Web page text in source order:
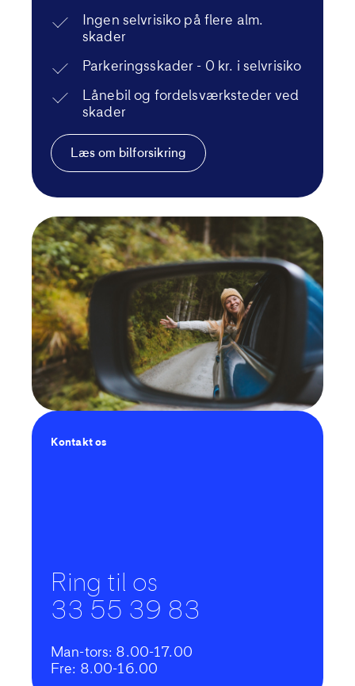
Ingen selvrisiko på flere alm.
skader
Parkeringsskader - 0 kr. i selvrisiko
Lånebil og fordelsværksteder ved
skader
Læs om bilforsikring
Kontakt os
Ring til os
33 55 39 83
Man-tors: 8.00-17.00
Fre: 8.00-16.00